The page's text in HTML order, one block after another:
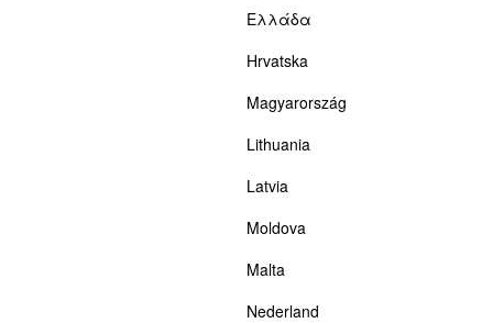
Ελλάδα
Hrvatska
Magyarország
Lithuania
Latvia
Moldova
Malta
Nederland